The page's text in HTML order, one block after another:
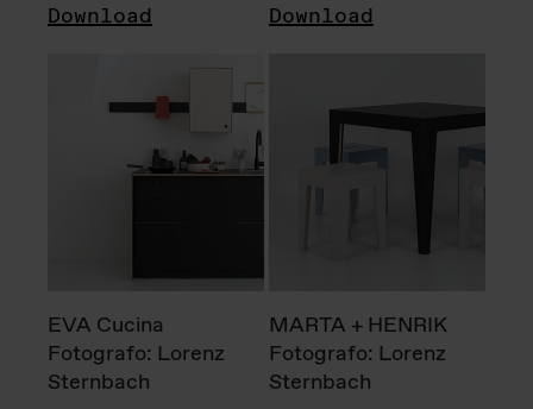
Download Download
EVA Cucina
Fotografo: Lorenz
Sternbach
MARTA + HENRIK
Fotografo: Lorenz
Sternbach